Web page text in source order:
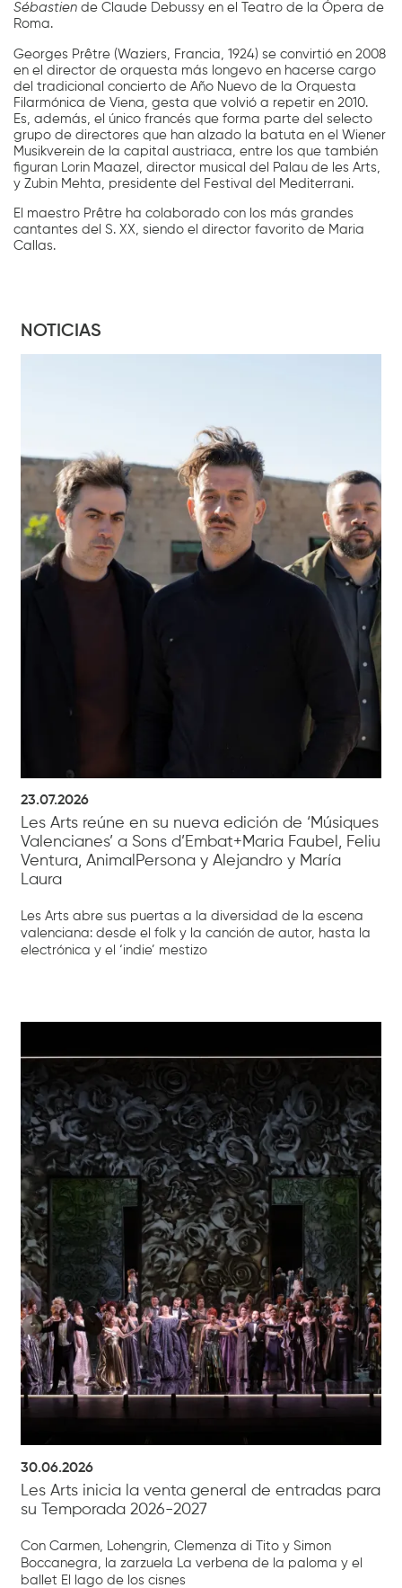
Sébastien de Claude Debussy en el Teatro de la Ópera de
Roma.
Georges Prêtre (Waziers, Francia, 1924) se convirtió en 2008
en el director de orquesta más longevo en hacerse cargo
del tradicional concierto de Año Nuevo de la Orquesta
Filarmónica de Viena, gesta que volvió a repetir en 2010.
Es, además, el único francés que forma parte del selecto
grupo de directores que han alzado la batuta en el Wiener
Musikverein de la capital austriaca, entre los que también
figuran Lorin Maazel, director musical del Palau de les Arts,
y Zubin Mehta, presidente del Festival del Mediterrani.
El maestro Prêtre ha colaborado con los más grandes
cantantes del S. XX, siendo el director favorito de Maria
Callas.
NOTICIAS
23.07.2026
Les Arts reúne en su nueva edición de ‘Músiques
Valencianes’ a Sons d’Embat+Maria Faubel, Feliu
Ventura, AnimalPersona y Alejandro y María
Laura
Les Arts abre sus puertas a la diversidad de la escena
valenciana: desde el folk y la canción de autor, hasta la
electrónica y el ‘indie’ mestizo
30.06.2026
Les Arts inicia la venta general de entradas para
su Temporada 2026-2027
Con Carmen, Lohengrin, Clemenza di Tito y Simon
Boccanegra, la zarzuela La verbena de la paloma y el
ballet El lago de los cisnes